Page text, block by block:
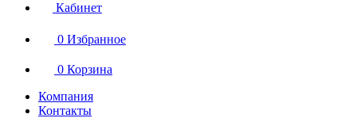
Кабинет
0 Избранное
0 Корзина
Компания
Контакты